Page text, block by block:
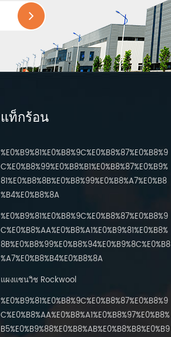
แท็กร้อน
%E0%B9%81%E0%B8%9C%E0%B8%87%E0%B8%9
C%E0%B8%99%E0%B8%B1%E0%B8%87%E0%B9%
81%E0%B8%8B%E0%B8%99%E0%B8%A7%E0%B8
%B4%E0%B8%8A
%E0%B9%81%E0%B8%9C%E0%B8%87%E0%B8%9
C%E0%B8%AA%E0%B8%A1%E0%B9%81%E0%B8%
8B%E0%B8%99%E0%B8%94%E0%B9%8C%E0%B8
%A7%E0%B8%B4%E0%B8%8A
แผงแซนวิช Rockwool
%E0%B9%81%E0%B8%9C%E0%B8%87%E0%B8%9
C%E0%B8%AA%E0%B8%A1%E0%B8%97%E0%B8%
B5%E0%B9%88%E0%B8%AB%E0%B8%B8%E0%B9